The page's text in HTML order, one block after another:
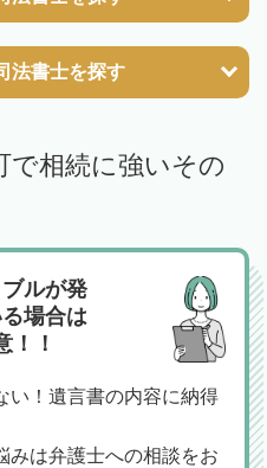
法書士を探す
で相続に強いその
ルが発
場合は
！！
い！遺言書の内容に納得
みは弁護士への相談をお